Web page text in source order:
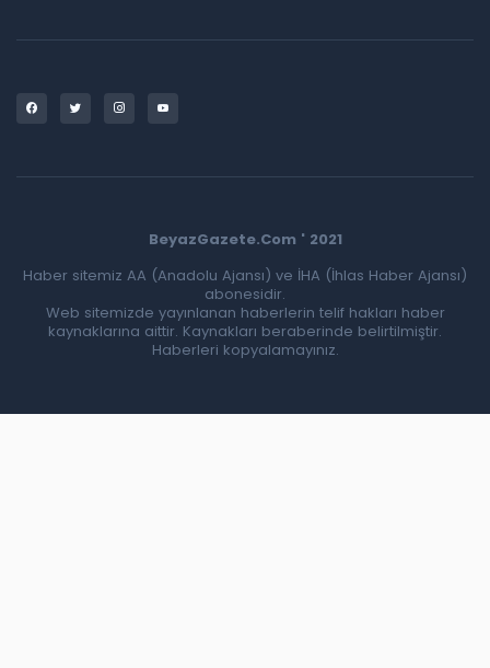
BeyazGazete.Com ' 2021
Haber sitemiz AA (Anadolu Ajansı) ve İHA (İhlas Haber Ajansı)
abonesidir.
Web sitemizde yayınlanan haberlerin telif hakları haber
kaynaklarına aittir. Kaynakları beraberinde belirtilmiştir.
Haberleri kopyalamayınız.